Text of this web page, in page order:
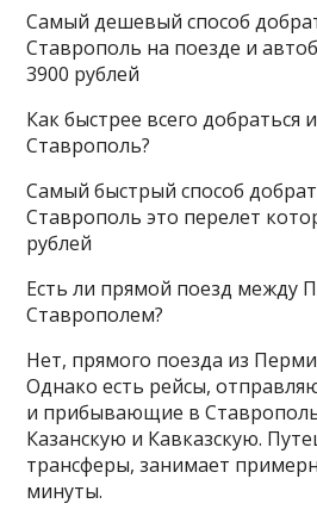
Самый дешевый способ
Ставрополь на поезде и
3900 рублей
Как быстрее всего добраться
Ставрополь?
Самый быстрый способ
Ставрополь это перелет
рублей
Есть ли прямой поезд между
Ставрополем?
Нет, прямого поезда из
Однако есть рейсы,
и прибывающие в
Казанскую и Кавказскую.
трансферы, занимает
минуты.